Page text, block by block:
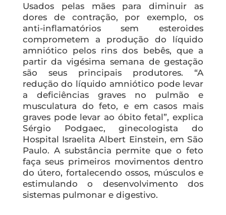
Usados pelas mães para diminuir as
dores de contração, por exemplo, os
anti-inflamatórios sem esteroides
comprometem a produção do líquido
amniótico pelos rins dos bebês, que a
partir da vigésima semana de gestação
são seus principais produtores. “A
redução do líquido amniótico pode levar
a deficiências graves no pulmão e
musculatura do feto, e em casos mais
graves pode levar ao óbito fetal”, explica
Sérgio Podgaec, ginecologista do
Hospital Israelita Albert Einstein, em São
Paulo. A substância permite que o feto
faça seus primeiros movimentos dentro
do útero, fortalecendo ossos, músculos e
estimulando o desenvolvimento dos
sistemas pulmonar e digestivo.